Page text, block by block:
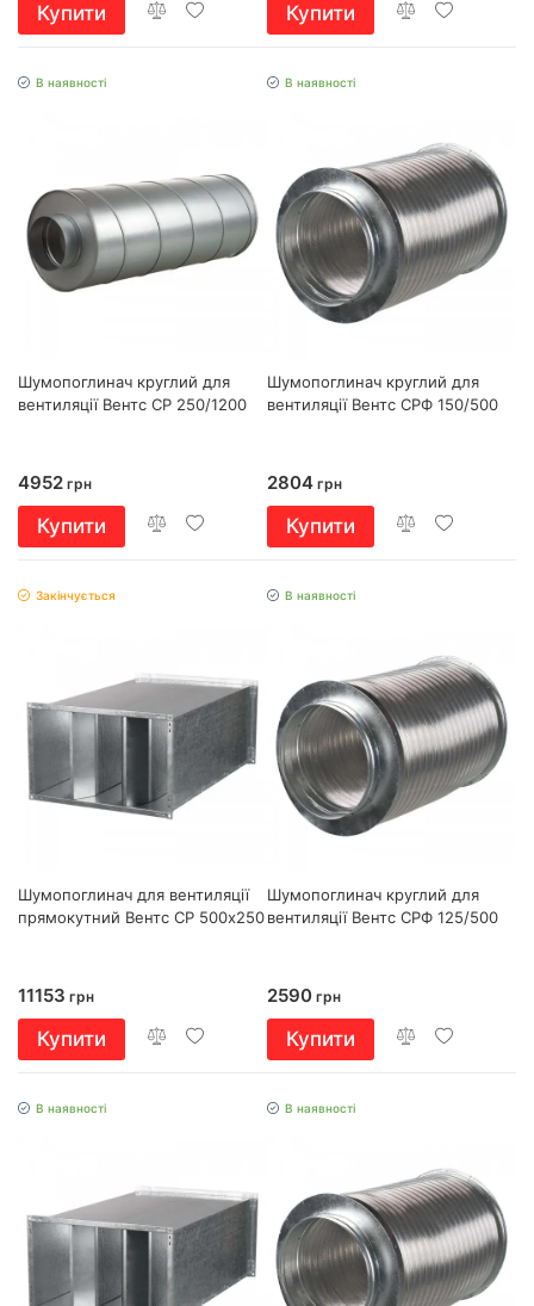
Купити Купити
В наявності
Шумопоглинач круглий для
вентиляції Вентс СР 250/1200
4952 грн
Купити
В наявності
Шумопоглинач круглий для
вентиляції Вентс СРФ 150/500
2804 грн
Купити
Закінчується
Шумопоглинач для вентиляції
прямокутний Вентс СР 500х250
11153 грн
Купити
В наявності
Шумопоглинач круглий для
вентиляції Вентс СРФ 125/500
2590 грн
Купити
В наявності В наявності